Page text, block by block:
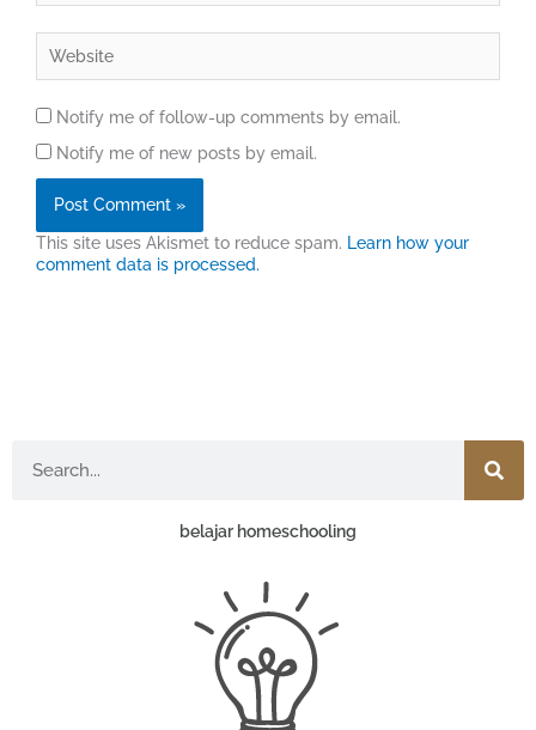
Notify me of follow-up comments by email.
Notify me of new posts by email.
This site uses Akismet to reduce spam. Learn how your
comment data is processed.
belajar homeschooling